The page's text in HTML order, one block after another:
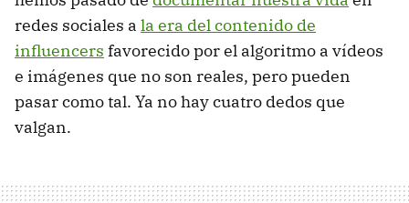
redes sociales a la era del contenido de
influencers favorecido por el algoritmo a vídeos
e imágenes que no son reales, pero pueden
pasar como tal. Ya no hay cuatro dedos que
valgan.